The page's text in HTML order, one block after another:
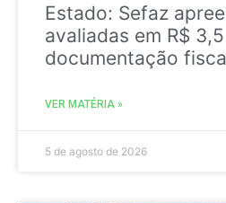
Estado: Sefaz
avaliadas em R$
documentação
VER MATÉRIA »
5 de agosto de 2026